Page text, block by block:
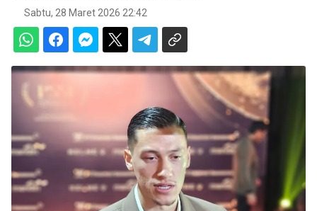
Sabtu, 28 Maret 2026 22:42